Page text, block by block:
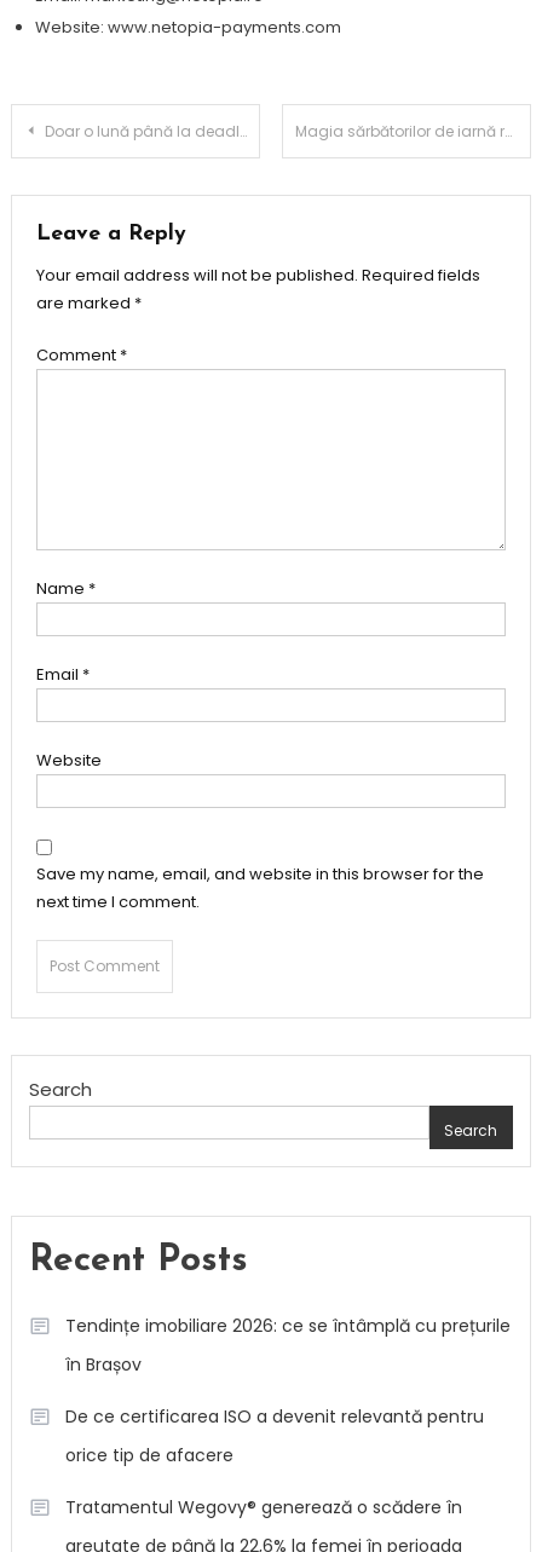
Website: www.netopia-payments.com
Post
Doar o lună până la deadline-ul care poate schimba cariere în design: HONOR Talents, competiția care aduce împreună tineri artiști români și inovația globală Magia sărbătorilor de iarnă revine la Craiova Târgul de Crăciun își deschide porțile vineri, la ora 18.00
Leave a Reply
Your email address will not be published. Required fields
are marked *
Comment *
Name *
Email *
Website
Save my name, email, and website in this browser for the
next time I comment.
Search
Search
Recent Posts
Tendințe imobiliare 2026: ce se întâmplă cu prețurile
în Brașov
De ce certificarea ISO a devenit relevantă pentru
orice tip de afacere
Tratamentul Wegovy® generează o scădere în
greutate de până la 22,6% la femei în perioada